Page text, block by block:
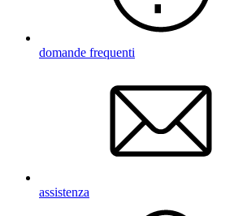
domande frequenti
assistenza